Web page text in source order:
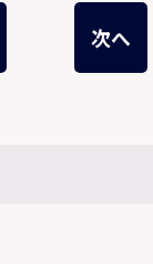
次へ